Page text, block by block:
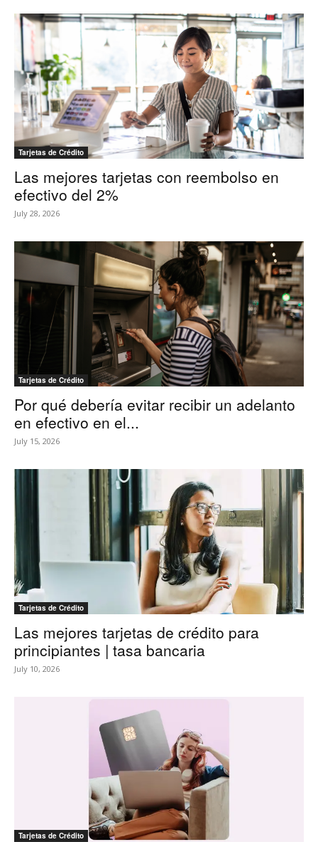
Tarjetas de Crédito
Las mejores tarjetas con reembolso en
efectivo del 2%
July 28, 2026
Tarjetas de Crédito
Por qué debería evitar recibir un adelanto
en efectivo en el...
July 15, 2026
Tarjetas de Crédito
Las mejores tarjetas de crédito para
principiantes | tasa bancaria
July 10, 2026
Tarjetas de Crédito